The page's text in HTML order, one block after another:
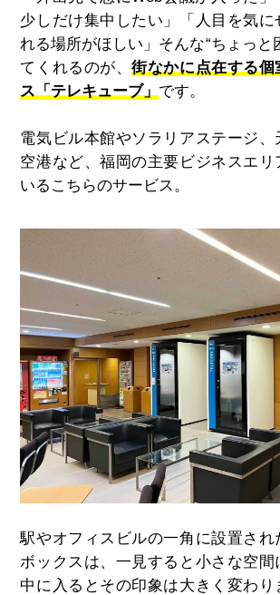
少しだけ集中したい」「人目を気に
れる場所がほしい」そんな“ちょっと
てくれるのが、街なかに点在する個
ス「テレキューブ」です。
電気ビル本館やソラリアステージ、
空港など、福岡の主要ビジネスエリ
いるこちらのサービス。
駅やオフィスビルの一角に設置され
ボックスは、一見すると小さな空間
中に入るとその印象は大きく変わり